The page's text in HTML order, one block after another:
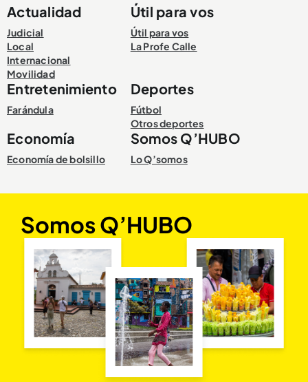
Compartir Noticia
Actualidad
Judicial
Local
Internacional
Movilidad
Útil para vos
Útil para vos
La Profe Calle
Entretenimiento
Farándula
Deportes
Fútbol
Otros deportes
Economía
Economía de bolsillo
Somos Q’HUBO
Lo Q’somos
Somos Q’HUBO